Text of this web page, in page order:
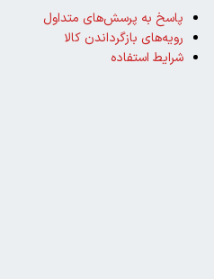
پاسخ به پرسش‌های متداول
رویه‌های بازگرداندن کالا
شرایط استفاده